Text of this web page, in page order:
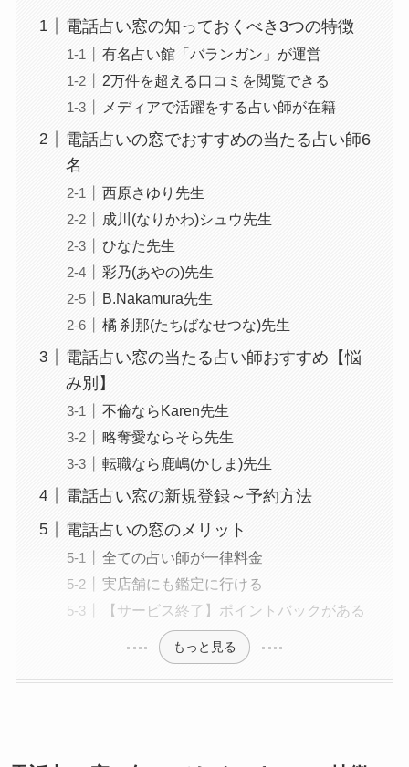
電話占い窓の知っておくべき3つの特徴
有名占い館「バランガン」が運営
2万件を超える口コミを閲覧できる
メディアで活躍をする占い師が在籍
電話占いの窓でおすすめの当たる占い師6
名
西原さゆり先生
成川(なりかわ)シュウ先生
ひなた先生
彩乃(あやの)先生
B.Nakamura先生
橘 刹那(たちばなせつな)先生
電話占い窓の当たる占い師おすすめ【悩
み別】
不倫ならKaren先生
略奪愛ならそら先生
転職なら鹿嶋(かしま)先生
電話占い窓の新規登録～予約方法
電話占いの窓のメリット
全ての占い師が一律料金
実店舗にも鑑定に行ける
【サービス終了】ポイントバックがある
もっと見る